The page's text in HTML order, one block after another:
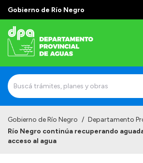
Gobierno de Río Negro
Institucional
Gobierno de Río Negro / Departamento
Río Negro continúa recuperando
acceso al agua